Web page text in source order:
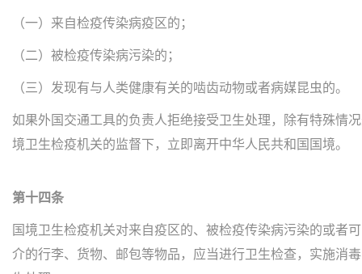
（一）来自检疫传染病疫区的；
（二）被检疫传染病污染的；
（三）发现有与人类健康有关的啮齿动物或者病媒昆虫的。
如果外国交通工具的负责人拒绝接受卫生处理，除有特殊情
境卫生检疫机关的监督下，立即离开中华人民共和国国境。
第十四条
国境卫生检疫机关对来自疫区的、被检疫传染病污染的或者
介的行李、货物、邮包等物品，应当进行卫生检查，实施消